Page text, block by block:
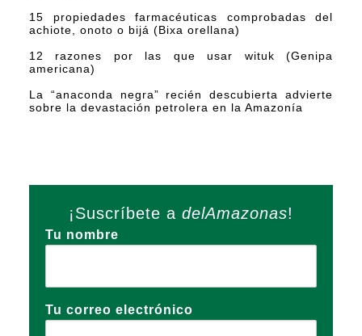
15 propiedades farmacéuticas comprobadas del
achiote, onoto o bijá (Bixa orellana)
12 razones por las que usar wituk (Genipa
americana)
La “anaconda negra” recién descubierta advierte
sobre la devastación petrolera en la Amazonía
¡Suscríbete a delAmazonas!
Tu nombre
Tu correo electrónico